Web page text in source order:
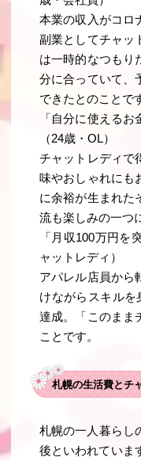
本業の収入がコロ
副業としてチャッ
は一時的なつもり
分に合っていて、
できたとのことで
「自分に使えるお
（24歳・OL）
チャットレディで
味やおしゃれにも
に余裕が生まれた
流も楽しみの一つ
「月収100万円を
ャットレディ）
アパレル店員から
けながらスキルを
達成。「このまま
ことです。
札幌の生活費とチ
札幌の一人暮らし
後といわれていま